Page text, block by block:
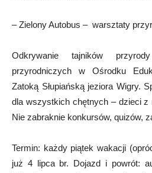
– Zielony Autobus – warsztaty
Odkrywanie tajników
przyrodniczych w Ośrodku
Zatoką Słupiańską jeziora Wigry.
dla wszystkich chętnych – dzieci z
Nie zabraknie konkursów, quizów,
Termin: każdy piątek wakacji
już 4 lipca br. Dojazd i powrót: